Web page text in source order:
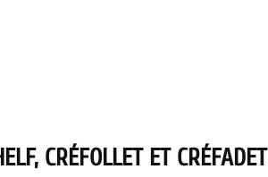
CRÉFOLLET ET CRÉFADET